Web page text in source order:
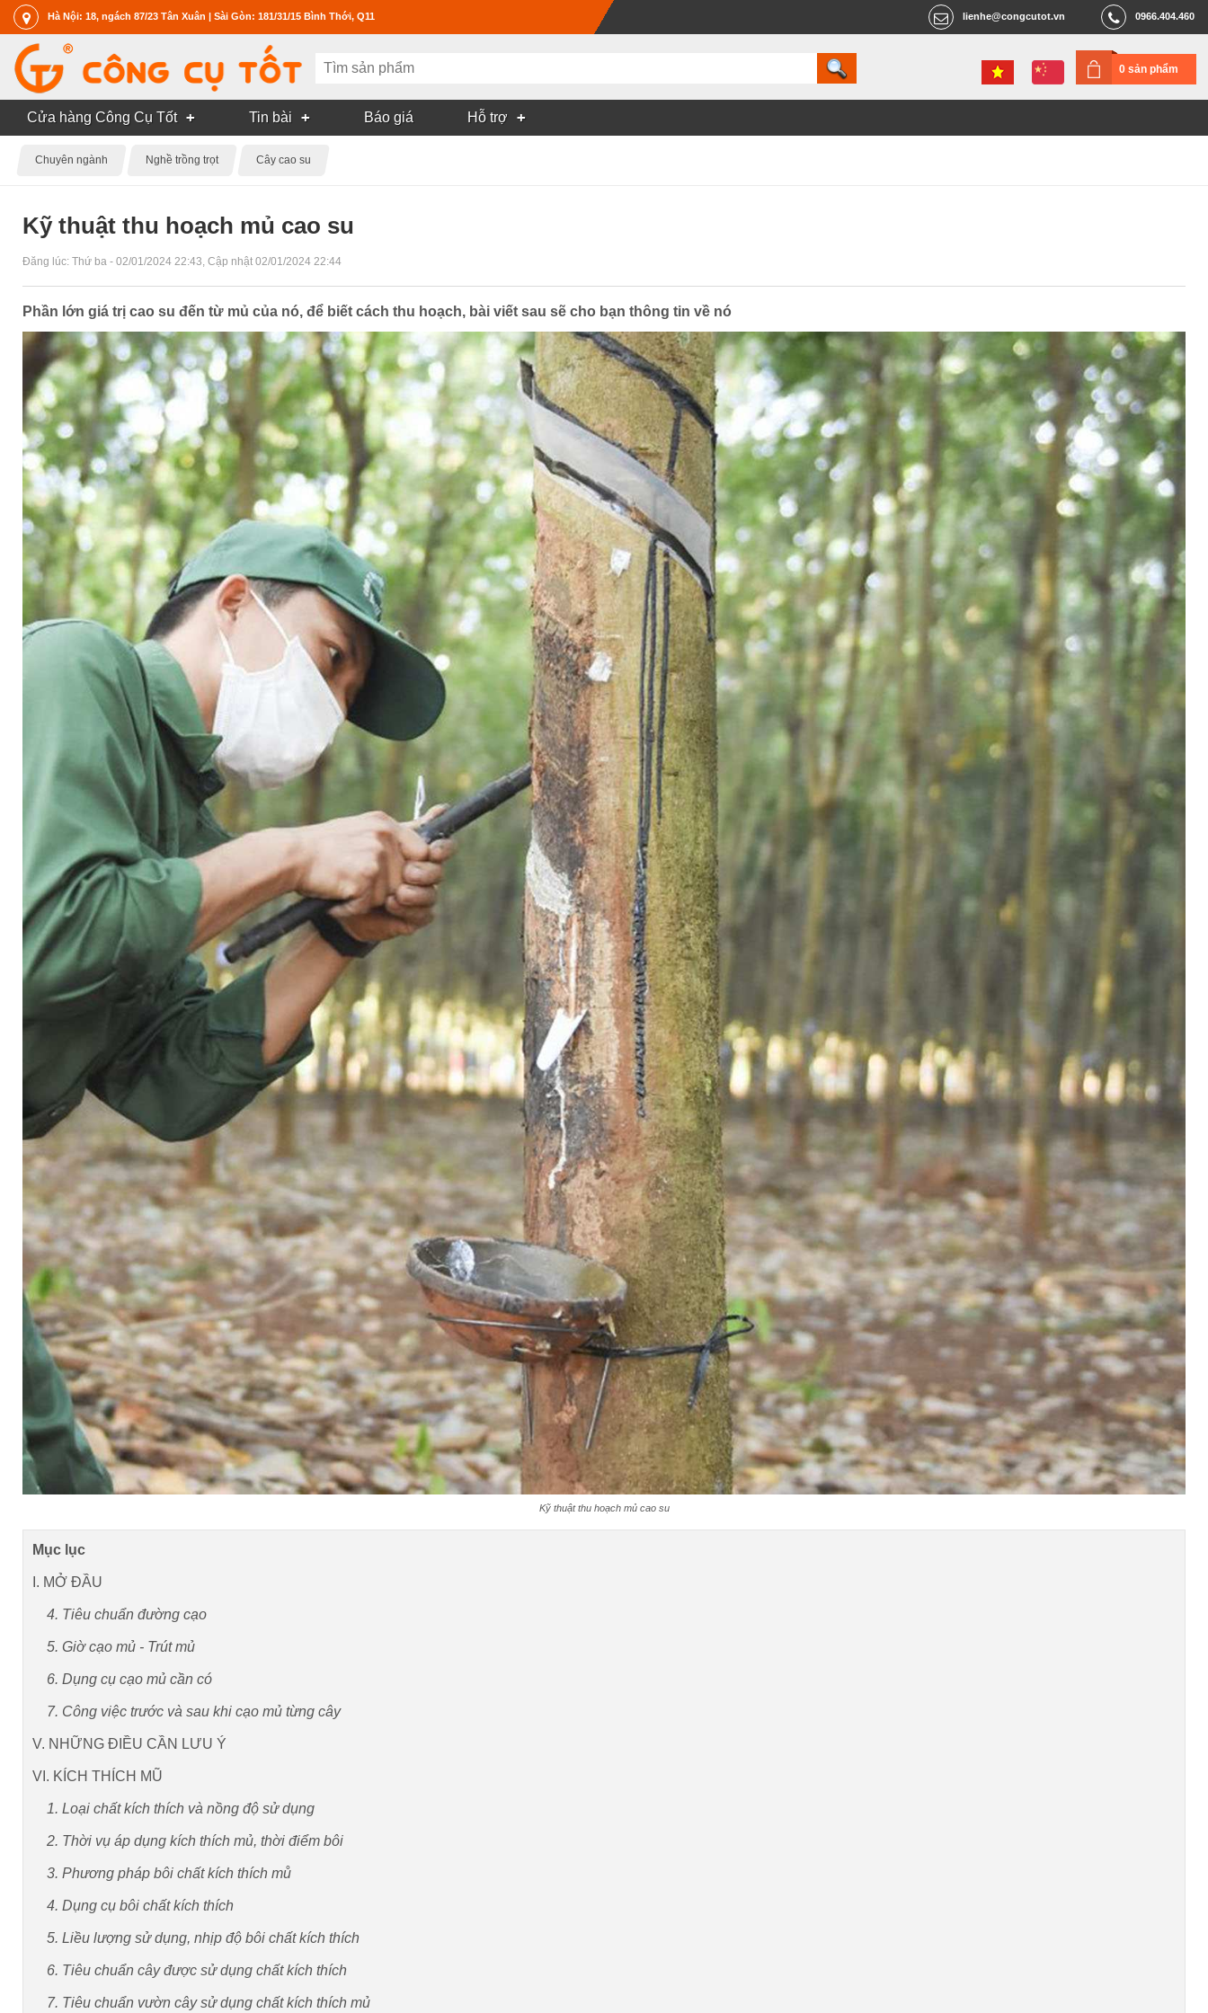
Hà Nội: 18, ngách 87/23 Tân Xuân | Sài Gòn: 181/31/15 Bình Thới, Q11 0966.404.460
lienhe@congcutot.vn
0 sản phẩm
Cửa hàng Công Cụ Tốt Tin bài Báo giá Hỗ trợ
Chuyên ngành Nghề trồng trọt Cây cao su
Kỹ thuật thu hoạch mủ cao su
Đăng lúc: Thứ ba - 02/01/2024 22:43 , Cập nhật 02/01/2024 22:44
Phần lớn giá trị cao su đến từ mủ của nó, để biết cách thu hoạch, bài viết sau sẽ cho bạn thông tin về nó
Kỹ thuật thu hoạch mủ cao su
Mục lục
I. MỞ ĐẦU
4. Tiêu chuẩn đường cạo
5. Giờ cạo mủ - Trút mủ
6. Dụng cụ cạo mủ cần có
7. Công việc trước và sau khi cạo mủ từng cây
V. NHỮNG ĐIỀU CẦN LƯU Ý
VI. KÍCH THÍCH MŨ
1. Loại chất kích thích và nồng độ sử dụng
2. Thời vụ áp dụng kích thích mủ, thời điểm bôi
3. Phương pháp bôi chất kích thích mů
4. Dụng cụ bôi chất kích thích
5. Liều lượng sử dụng, nhịp độ bôi chất kích thích
6. Tiêu chuẩn cây được sử dụng chất kích thích
7. Tiêu chuẩn vườn cây sử dụng chất kích thích mủ